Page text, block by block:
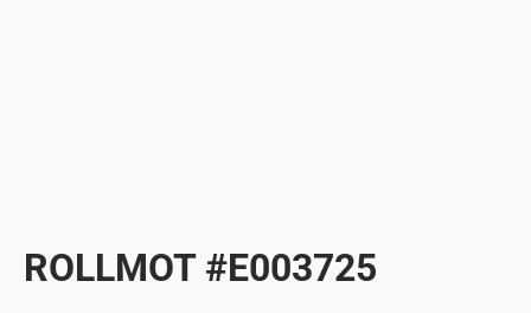
ROLLMOT #E003725